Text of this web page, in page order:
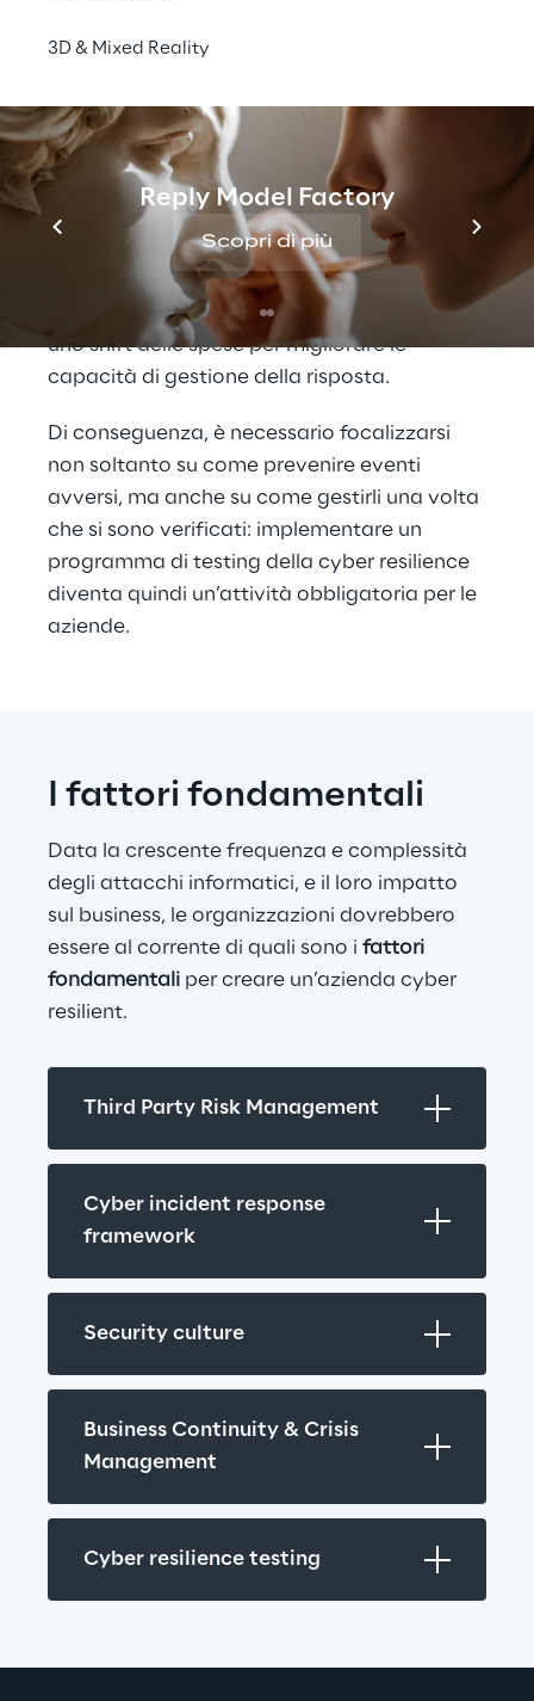
3D & Mixed Reality
Reply Model Factory
Scopri di più
resilience è il passaggio
da una mentalità di
“prevenzione” a una mentalità di
“resilienza”, preparandosi per ‘quando’,
non ‘se’, si verificheranno attacchi
informatici. Questo cambiamento si è
notato anche negli investimenti sulla
cybersecurity: negli ultimi anni si è verificato
uno shift delle spese per migliorare le
capacità di gestione della risposta.
Di conseguenza, è necessario focalizzarsi
non soltanto su come prevenire eventi
avversi, ma anche su come gestirli una volta
che si sono verificati: implementare un
programma di testing della cyber resilience
diventa quindi un’attività obbligatoria per le
aziende.
I fattori fondamentali
Data la crescente frequenza e complessità
degli attacchi informatici, e il loro impatto
sul business, le organizzazioni dovrebbero
essere al corrente di quali sono i fattori
fondamentali per creare un’azienda cyber
resilient.
Third Party Risk Management
Cyber incident response
framework
Security culture
Business Continuity & Crisis
Management
Cyber resilience testing